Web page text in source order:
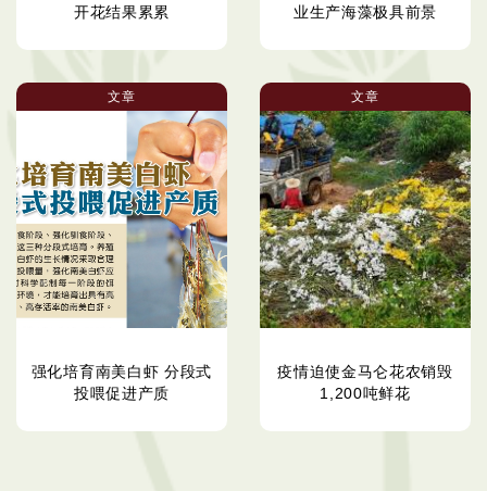
开花结果累累
业生产海藻极具前景
文章
强化培育南美白虾 分段式
投喂促进产质
文章
疫情迫使金马仑花农销毁
1,200吨鲜花